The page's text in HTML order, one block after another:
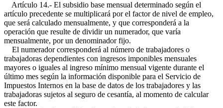
Artículo 14.- El subsidio base mensual determinado según el
artículo precedente se multiplicará por el factor de nivel de empleo,
que será calculado mensualmente, y que corresponderá a la
operación que resulte de dividir un numerador, que varía
mensualmente, por un denominador fijo.
El numerador corresponderá al número de trabajadores o
trabajadoras dependientes con ingresos imponibles mensuales
mayores o iguales al ingreso mínimo mensual vigente durante el
último mes según la información disponible para el Servicio de
Impuestos Internos en la base de datos de los trabajadores y las
trabajadoras sujetos al seguro de cesantía, al momento de calcular
este factor.